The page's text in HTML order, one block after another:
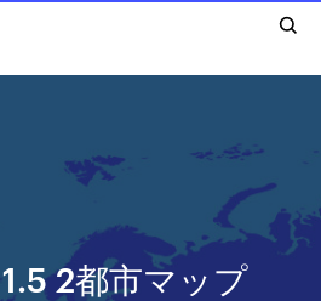
2都市マップ